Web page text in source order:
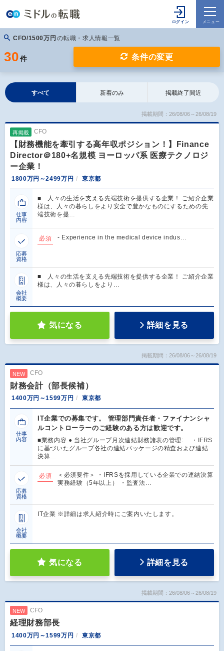
CFO/1500万円 の転職・求人情報一覧
30 件 条件の変更
すべて 新着のみ 掲載終了間近
掲載期間：26/08/06～26/08/19
再掲載 CFO
【財務機能を牽引する高年収ポジション！】Finance
Director＠180+名規模 ヨーロッパ系 医療テクノロジ
ー企業！
1800万円～2499万円 東京都
仕事
内容
■ 人々の生活を支える先端技術を提供する企業！ ご紹介企業
様は、人々の暮らしをより安全で豊かなものにするための先
端技術を提…
応募
資格
必須 - Experience in the medical device indus…
会社
概要
■ 人々の生活を支える先端技術を提供する企業！ ご紹介企業
様は、人々の暮らしをより…
気になる 詳細を見る
掲載期間：26/08/06～26/08/19
NEW CFO
財務会計（部長候補）
1400万円～1599万円 東京都
仕事
内容
IT企業での募集です。 管理部門責任者・ファイナンシャ
ルコントローラーのご経験のある方は歓迎です。
■業務内容 ● 当社グループ月次連結財務諸表の管理: ・IFRS
に基づいたグループ各社の連結パッケージの精査および連結
決算…
応募
資格
必須
＜必須要件＞ ・IFRSを採用している企業での連結決算
実務経験（5年以上） ・監査法…
会社
概要
IT企業 ※詳細は求人紹介時にご案内いたします。
気になる 詳細を見る
掲載期間：26/08/06～26/08/19
NEW CFO
経理財務部長
1400万円～1599万円 東京都